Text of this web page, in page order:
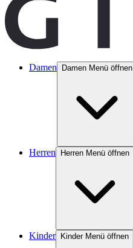
Damen Damen Menü öffnen
Herren Herren Menü öffnen
Kinder Kinder Menü öffnen